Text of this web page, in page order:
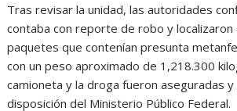
Tras revisar la unidad, las autoridades
contaba con reporte de robo y localizaron
paquetes que contenían presunta
con un peso aproximado de 1,218.300
camioneta y la droga fueron aseguradas
disposición del Ministerio Público Federal.